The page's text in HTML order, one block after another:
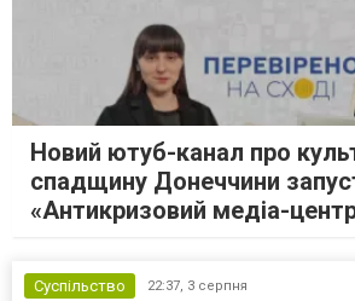
Новий ютуб-канал про
спадщину Донеччини
«Антикризовий медіа-
Суспільство 22:37, 3 серпня